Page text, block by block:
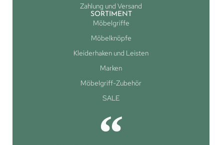
Zahlung und Versand
SORTIMENT
Möbelgriffe
Möbelknöpfe
Kleiderhaken und Leisten
Marken
Möbelgriff-Zubehör
SALE